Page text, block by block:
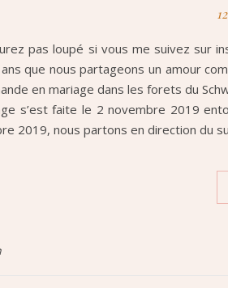
pas loupé si vous me suivez sur
que nous partageons un amour
en mariage dans les forets du
s’est faite le 2 novembre 2019
2019, nous partons en direction du